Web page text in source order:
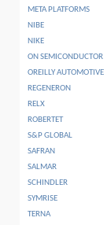
META PLATFORMS
NIBE
NIKE
ON SEMICONDUCTOR
OREILLY AUTOMOTIVE
REGENERON
RELX
ROBERTET
S&P GLOBAL
SAFRAN
SALMAR
SCHINDLER
SYMRISE
TERNA